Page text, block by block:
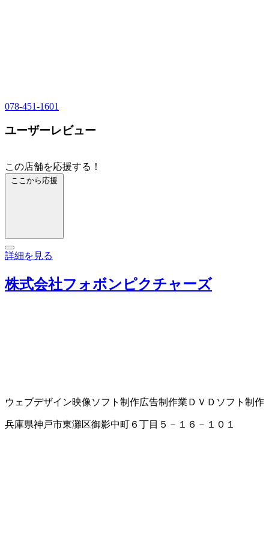
078-451-1601
ユーザーレビュー
この店舗を応援する！
ここから応援
詳細を見る
株式会社フォボンピクチャーズ
ウェブデザイン映像ソフト制作広告制作業 ＤＶＤソフト制作
兵庫県神戸市東灘区御影中町６丁目５－１６－１０１